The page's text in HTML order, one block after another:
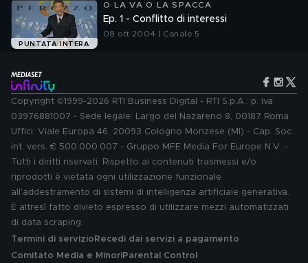
PUNTATA INTERA
O LA VA O LA SPACCA
Ep. 1 - Conflitto di interessi
08 ott 2004 | Canale 5
Copyright ©1999-2026 RTI Business Digital - RTI S.p.A.: p. iva
03976881007 - Sede legale: Largo del Nazareno 8, 00187 Roma.
Uffici: Viale Europa 46, 20093 Cologno Monzese (MI) - Cap. Soc.
int. vers. € 500.000.007 - Gruppo MFE Media For Europe N.V. -
Tutti i diritti riservati. Rispetto ai contenuti trasmessi e/o
riprodotti è vietata ogni utilizzazione funzionale
all'addestramento di sistemi di intelligenza artificiale generativa.
È altresì fatto divieto espresso di utilizzare mezzi automatizzati
di data scraping.
Termini di servizio Recedi dai servizi a pagamento
Comitato Media e MinoriParental Control